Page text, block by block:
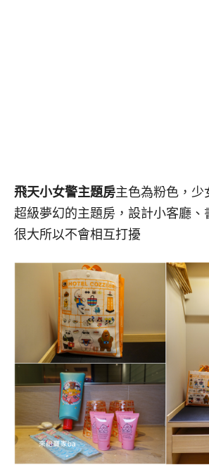
飛天小女警主題房主色為粉色，少
超級夢幻的主題房，設計小客廳、
很大所以不會相互打擾